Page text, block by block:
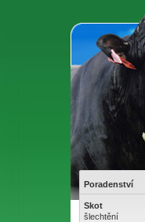
Poradenství
Skot
šlechtění